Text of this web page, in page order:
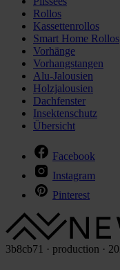
Rollos
Kassettenrollos
Smart Home Rollos
Vorhänge
Vorhangstangen
Alu-Jalousien
Holzjalousien
Dachfenster
Insektenschutz
Übersicht
Facebook
Instagram
Pinterest
3b8cb71 · production ·